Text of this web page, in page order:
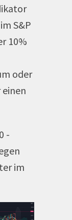
S&P
10%
oder
-
im